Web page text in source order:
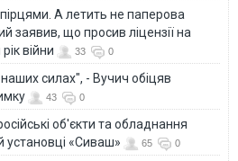
А летить не паперова
заявив, що просив ліцензії на
війни
33 0
силах", - Вучич обіцяв
43 0
об'єкти та обладнання
установці «Сиваш»
65 0